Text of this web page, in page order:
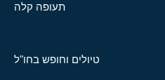
תעופה קלה
טיולים וחופש בחו"ל